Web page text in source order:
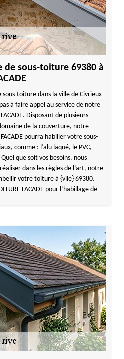
de sous-toiture 69380 à
toiture dans la ville de Civrieux
à faire appel au service de notre
Disposant de plusieurs
de la couverture, notre
pourra habiller votre sous-
comme : l’alu laqué, le PVC,
que soit vos besoins, nous
dans les règles de l’art, notre
votre toiture à {vile} 69380.
FACADE pour l’habillage de